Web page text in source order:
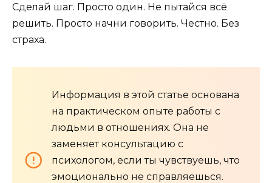
Сделай шаг. Просто один. Не пытайся всё
решить. Просто начни говорить. Честно. Без
страха.
Информация в этой статье основана
на практическом опыте работы с
людьми в отношениях. Она не
заменяет консультацию с
психологом, если ты чувствуешь, что
эмоционально не справляешься.